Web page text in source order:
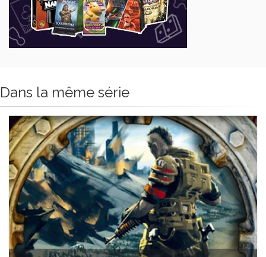
Dans la même série